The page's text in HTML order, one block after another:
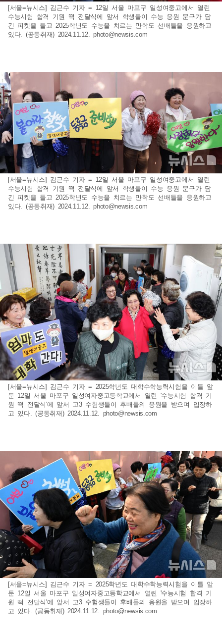
[서울=뉴시스] 김근수 기자 = 12일 서울 마포구 일성여중고에서 열린
수능시험 합격 기원 떡 전달식에 앞서 학생들이 수능 응원 문구가 담
긴 피켓을 들고 2025학년도 수능을 치르는 만학도 선배들을 응원하고
있다. (공동취재) 2024.11.12.photo@newsis.com
[서울=뉴시스] 김근수 기자 = 12일 서울 마포구 일성여중고에서 열린
수능시험 합격 기원 떡 전달식에 앞서 학생들이 수능 응원 문구가 담
긴 피켓을 들고 2025학년도 수능을 치르는 만학도 선배들을 응원하고
있다. (공동취재) 2024.11.12.photo@newsis.com
[서울=뉴시스] 김근수 기자 = 2025학년도 대학수학능력시험을 이틀 앞
둔 12일 서울 마포구 일성여자중고등학교에서 열린 '수능시험 합격 기
원 떡 전달식'에 앞서 고3 수험생들이 후배들의 응원을 받으며 입장하
고 있다. (공동취재) 2024.11.12. photo@newsis.com
[서울=뉴시스] 김근수 기자 = 2025학년도 대학수학능력시험을 이틀 앞
둔 12일 서울 마포구 일성여자중고등학교에서 열린 '수능시험 합격 기
원 떡 전달식'에 앞서 고3 수험생들이 후배들의 응원을 받으며 입장하
고 있다. (공동취재) 2024.11.12. photo@newsis.com